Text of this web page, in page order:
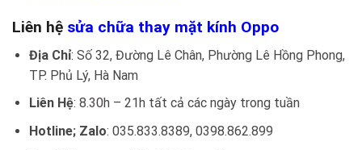
Liên hệ sửa chữa thay mặt kính Oppo
Địa Chỉ: Số 32, Đường Lê Chân, Phường Lê Hồng Phong,
TP. Phủ Lý, Hà Nam
Liên Hệ: 8.30h – 21h tất cả các ngày trong tuần
Hotline; Zalo: 035.833.8389, 0398.862.899